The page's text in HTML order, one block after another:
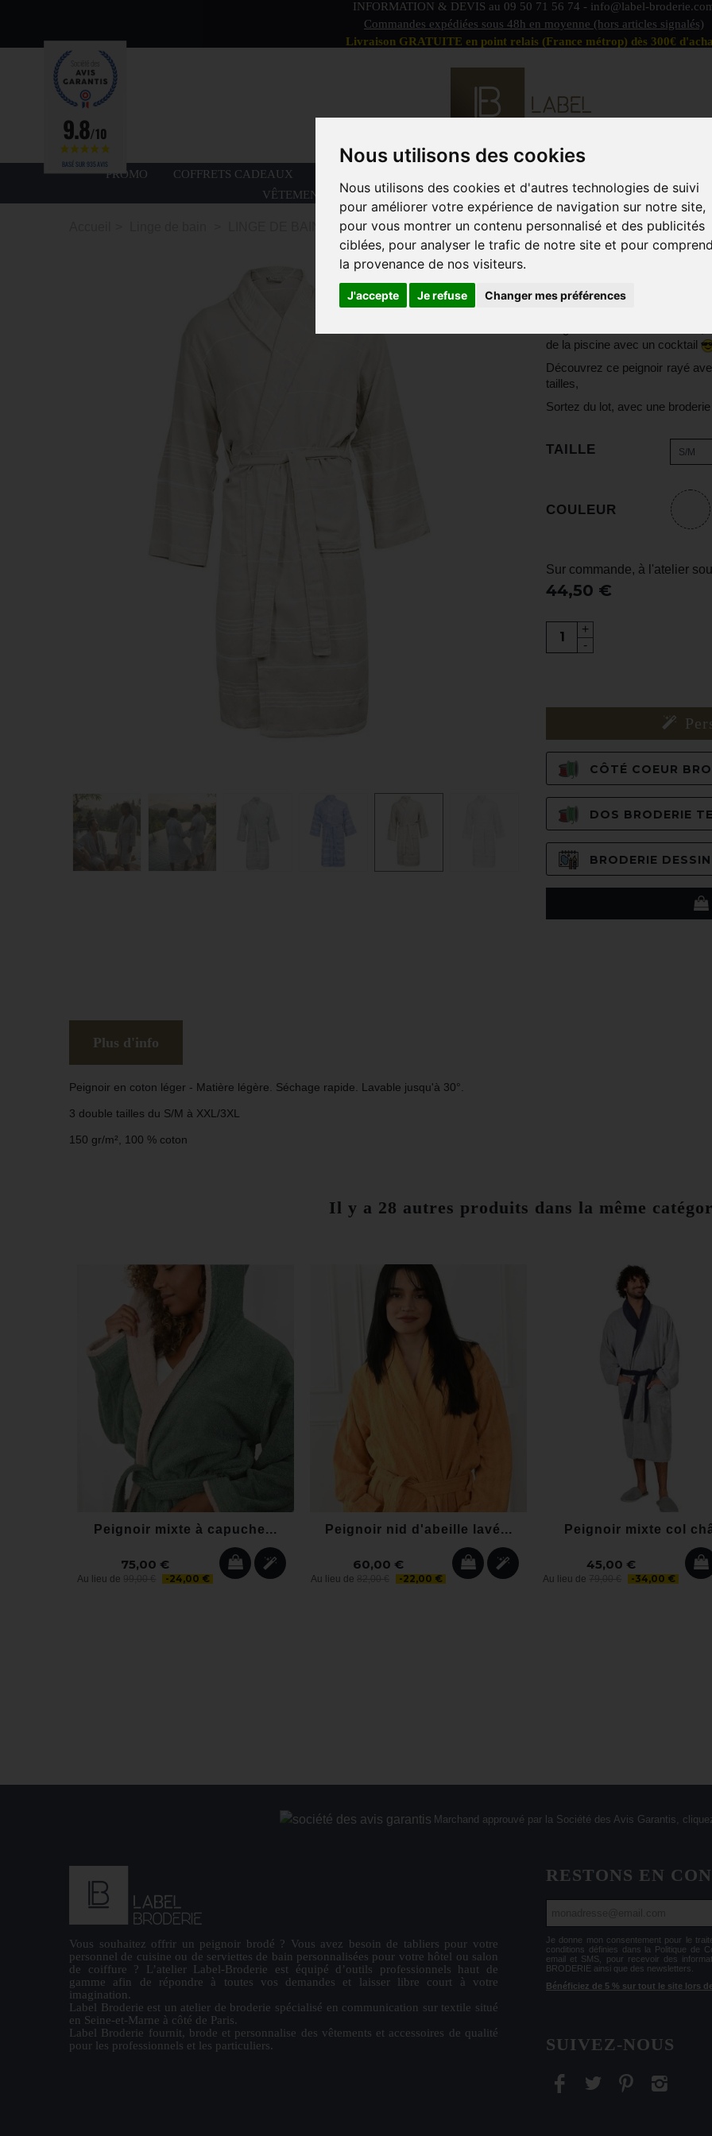
Nous utilisons des cookies
Nous utilisons des cookies et d'autres technologies de suivi
pour améliorer votre expérience de navigation sur notre site,
pour vous montrer un contenu personnalisé et des publicités
ciblées, pour analyser le trafic de notre site et pour
la provenance de nos visiteurs.
J'accepte Je refuse Changer mes préférences
INFORMATION & DEVIS au 09 50 71 56 74 - info@label-
Commandes expédiées sous 48h en moyenne (hors articles signalés)
Livraison GRATUITE en point relais (France métrop) dès 300€
PROMO COFFRETS CADEAUX
VÊTEMENTS ET ACCESSOIRES
MARQUES PROFESSIONNELS
LINGE DE BAIN ADULTE > Peignoir personnalisable > Peignoir Hamam
Référence OTHBA
de la piscine avec un cocktail
Découvrez ce peignoir rayé
tailles,
Sortez du lot, avec une
CÔTÉ COEUR
DOS BRODERIE
BRODERIE DESSIN
44,50 €
TAILLE S/M
COULEUR
Sur commande, à l'atelier
-
+
Plus d'info
Peignoir en coton léger - Matière légère. Séchage rapide. Lavable jusqu'à 30°.
3 double tailles du S/M à XXL/3XL
150 gr/m², 100 % coton
Il y a 28 autres produits dans la même
Peignoir mixte à capuche...
75,00 €
Au lieu de -24,00 €
Peignoir nid d'abeille lavé...
60,00 €
Au lieu de -22,00 €
Peignoir mixte col
45,00 €
Au lieu de -34,00 €
Marchand approuvé par la Société des Avis Garantis,
Vous souhaitez offrir un peignoir brodé ? Vous avez besoin de tabliers pour votre
personnel de cuisine ou de serviettes de bain personnalisées pour votre hôtel ou salon
de coiffure ? L’atelier Label-Broderie est équipé d’outils professionnels haut de
gamme afin de répondre à toutes vos demandes et laisser libre court à votre
imagination.
Label Broderie est un atelier de broderie spécialisé en communication sur textile situé
en Seine-et-Marne à côté de Paris.
Label Broderie fournit, brode et personnalise des vêtements et accessoires de qualité
pour les professionnels et les particuliers.
RESTONS EN
Je donne mon consentement pour le
conditions définies dans la Politique de
email et SMS, pour recevoir des
BRODERIE ainsi que des newsletters.
Bénéficiez de 5 % sur tout le site lors
SUIVEZ-NOUS
9.8/10
BASÉ SUR 935 AVIS